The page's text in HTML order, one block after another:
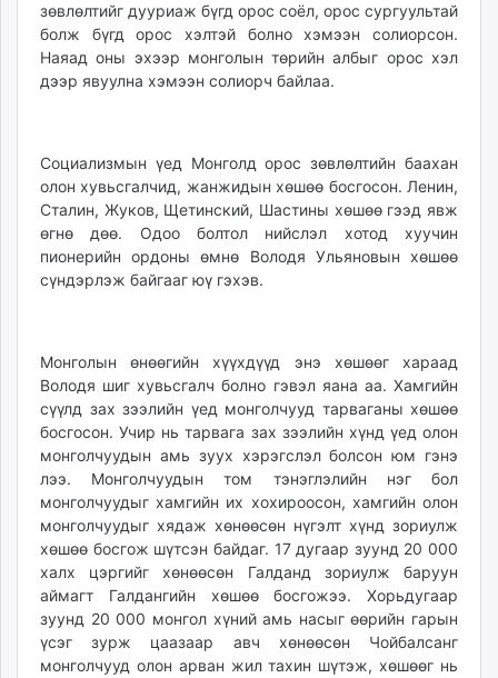
зөвлөлтийг дууриаж бүгд орос соёл, орос сургуультай
болж бүгд орос хэлтэй болно хэмээн солиорсон.
Наяад оны эхээр монголын төрийн албыг орос хэл
дээр явуулна хэмээн солиорч байлаа.
Социализмын үед Монголд орос зөвлөлтийн баахан
олон хувьсгалчид, жанжидын хөшөө босгосон. Ленин,
Сталин, Жуков, Щетинский, Шастины хөшөө гээд явж
өгнө дөө. Одоо болтол нийслэл хотод хуучин
пионерийн ордоны өмнө Володя Ульяновын хөшөө
сүндэрлэж байгааг юү гэхэв.
Монголын өнөөгийн хүүхдүүд энэ хөшөөг хараад
Володя шиг хувьсгалч болно гэвэл яана аа. Хамгийн
сүүлд зах зээлийн үед монголчууд тарваганы хөшөө
босгосон. Учир нь тарвага зах зээлийн хүнд үед олон
монголчуудын амь зуух хэрэгслэл болсон юм гэнэ
лээ. Монголчуудын том тэнэглэлийн нэг бол
монголчуудыг хамгийн их хохироосон, хамгийн олон
монголчуудыг хядаж хөнөөсөн нүгэлт хүнд зориулж
хөшөө босгож шүтсэн байдаг. 17 дугаар зуунд 20 000
халх цэргийг хөнөөсөн Галданд зориулж баруун
аймагт Галдангийн хөшөө босгожээ. Хорьдугаар
зуунд 20 000 монгол хүний амь насыг өөрийн гарын
үсэг зурж цаазаар авч хөнөөсөн Чойбалсанг
монголчууд олон арван жил тахин шүтэж, хөшөөг нь